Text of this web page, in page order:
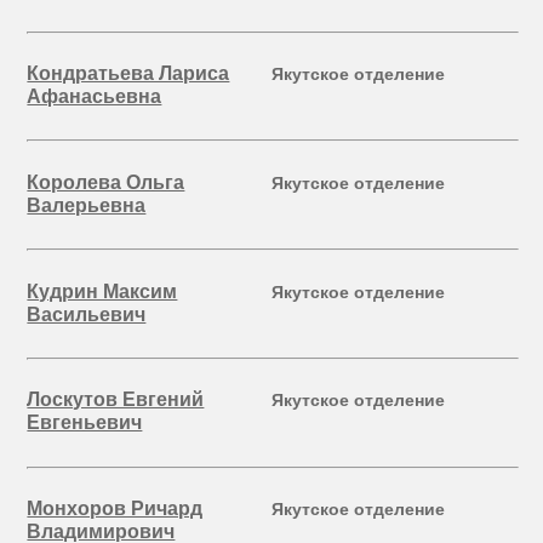
Кондратьева Лариса
Афанасьевна
Якутское отделение
Королева Ольга
Валерьевна
Якутское отделение
Кудрин Максим
Васильевич
Якутское отделение
Лоскутов Евгений
Евгеньевич
Якутское отделение
Монхоров Ричард
Владимирович
Якутское отделение